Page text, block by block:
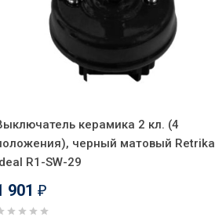
керамика 2 кл. (4
черный матовый Retrika
R1-SW-29
901 ₽